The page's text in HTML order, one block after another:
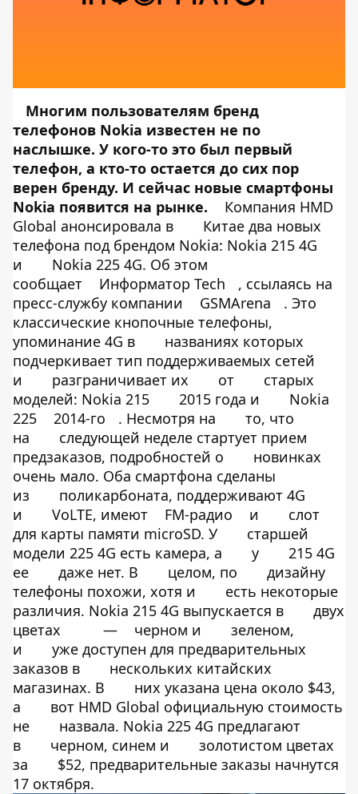
Многим пользователям бренд
телефонов Nokia известен не по
наслышке. У кого-то это был первый
телефон, а кто-то остается до сих пор
верен бренду. И сейчас новые смартфоны
Nokia появится на рынке.
Компания HMD
Global анонсировала в
Китае два новых
телефона под брендом Nokia: Nokia 215 4G
и
Nokia 225 4G. Об этом
сообщает
Информатор Tech
, ссылаясь на
пресс-службу компании
GSMArena
. Это
классические кнопочные телефоны,
упоминание 4G в
названиях которых
подчеркивает тип поддерживаемых сетей
и
разграничивает их от
старых
моделей: Nokia 215
2015 года и
Nokia
225
2014-го . Несмотря на
то, что
на
следующей неделе стартует прием
предзаказов, подробностей о
новинках
очень мало. Оба смартфона сделаны
из
поликарбоната, поддерживают 4G
и
VoLTE, имеют FM-радио и
слот
для карты памяти microSD. У
старшей
модели 225 4G есть камера, а
у
215 4G
ее
даже нет. В целом, по
дизайну
телефоны похожи, хотя и
есть некоторые
различия. Nokia 215 4G выпускается в
двух
цветах
— черном и
зеленом,
и
уже доступен для предварительных
заказов в
нескольких китайских
магазинах. В
них указана цена около $43,
а
вот HMD Global официальную стоимость
не
назвала. Nokia 225 4G предлагают
в
черном, синем и
золотистом цветах
за
$52, предварительные заказы начнутся
17 октября.